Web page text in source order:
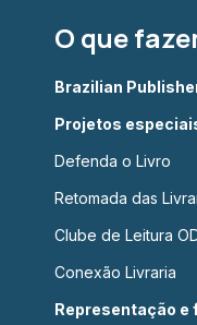
O que
Brazilian
Projetos
Defenda o Livro
Retomada das
Clube de Leitura
Conexão Livraria
Representação